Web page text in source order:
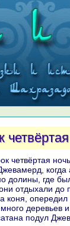
долины, где
отдыхали до
кoня,
деревьев
подул